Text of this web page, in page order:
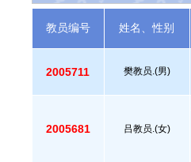
教员编号 姓名、性别
2005711 樊教员.(男)
2005681 吕教员.(女)